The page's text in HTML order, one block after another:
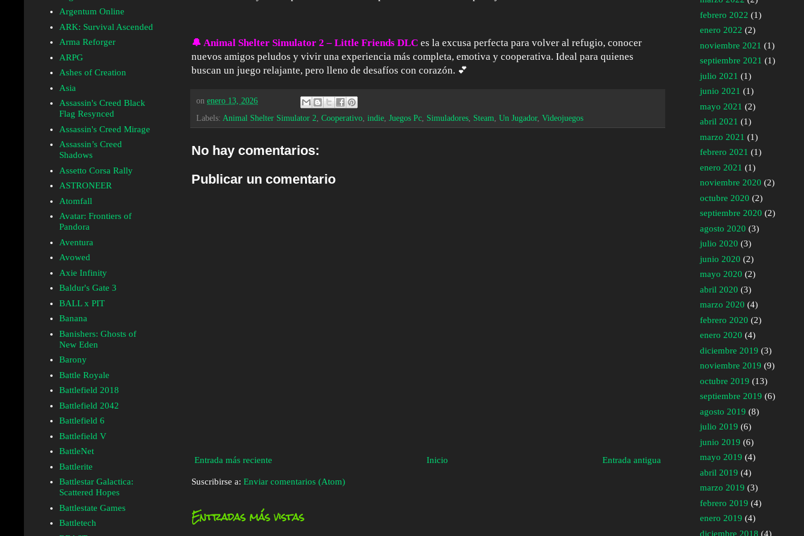
🔔 Animal Shelter Simulator 2 – Little Friends DLC es la excusa perfecta para volver al refugio, conocer
nuevos amigos peludos y vivir una experiencia más completa, emotiva y cooperativa. Ideal para quienes
buscan un juego relajante, pero lleno de desafíos con corazón. 💕
on enero 13, 2026
Labels: Animal Shelter Simulator 2 Cooperativo indie Juegos Pc Simuladores Steam Un Jugador, Videojuegos
No hay comentarios:
Publicar un comentario
Entrada más reciente Entrada antigua
Inicio
Suscribirse a: Enviar comentarios (Atom)
Entradas más vistas
Argentum Online
ARK: Survival Ascended
Arma Reforger
ARPG
Ashes of Creation
Asia
Assassin's Creed Black
Flag Resynced
Assassin's Creed Mirage
Assassin’s Creed
Shadows
Assetto Corsa Rally
ASTRONEER
Atomfall
Avatar: Frontiers of
Pandora
Aventura
Avowed
Axie Infinity
Baldur's Gate 3
BALL x PIT
Banana
Banishers: Ghosts of
New Eden
Barony
Battle Royale
Battlefield 2018
Battlefield 2042
Battlefield 6
Battlefield V
BattleNet
Battlerite
Battlestar Galactica:
Scattered Hopes
Battlestate Games
Battletech
febrero 2022 (1)
enero 2022 (2)
noviembre 2021 (1)
septiembre 2021 (1)
julio 2021 (1)
junio 2021 (1)
mayo 2021 (2)
abril 2021 (1)
marzo 2021 (1)
febrero 2021 (1)
enero 2021 (1)
noviembre 2020 (2)
octubre 2020 (2)
septiembre 2020 (2)
agosto 2020 (3)
julio 2020 (3)
junio 2020 (2)
mayo 2020 (2)
abril 2020 (3)
marzo 2020 (4)
febrero 2020 (2)
enero 2020 (4)
diciembre 2019 (3)
noviembre 2019 (9)
octubre 2019 (13)
septiembre 2019 (6)
agosto 2019 (8)
julio 2019 (6)
junio 2019 (6)
mayo 2019 (4)
abril 2019 (4)
marzo 2019 (3)
febrero 2019 (4)
enero 2019 (4)
diciembre 2018 (4)